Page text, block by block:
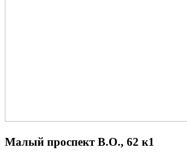
Малый проспект В.О., 62 к1